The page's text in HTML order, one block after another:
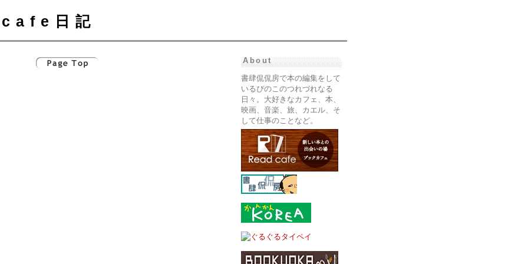
cafe日記
About
書肆侃侃房で本の編集をして
いるぴのこのつれづれなる
日々。大好きなカフェ、本、
映画、音楽、旅、カエル、そ
して仕事のことなど。